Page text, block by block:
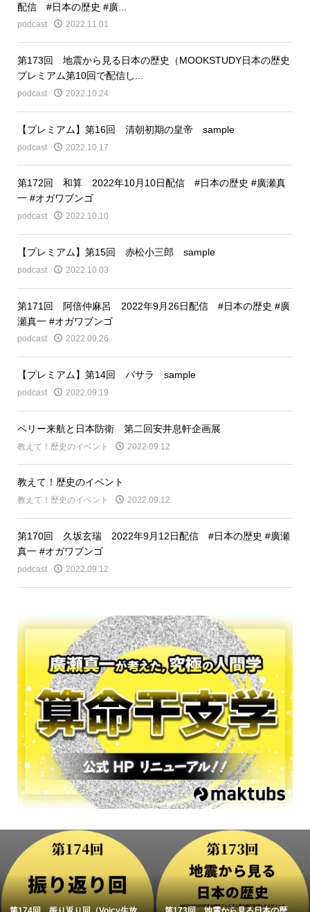
配信 #日本の歴史 #廣...
podcast 2022.11.01
第173回 地震から見る日本の歴史（MOOKSTUDY日本の歴史
プレミアム第10回で配信し...
podcast 2022.10.24
【プレミアム】第16回 清朝初期の皇帝 sample
podcast 2022.10.17
第172回 和算 2022年10月10日配信 #日本の歴史 #廣瀬真
一 #オガワブンゴ
podcast 2022.10.10
【プレミアム】第15回 赤松小三郎 sample
podcast 2022.10.03
第171回 阿倍仲麻呂 2022年9月26日配信 #日本の歴史 #廣
瀬真一 #オガワブンゴ
podcast 2022.09.26
【プレミアム】第14回 バサラ sample
podcast 2022.09.19
ペリー来航と日本防衛 第二回安井息軒企画展
教えて！歴史のイベント 2022.09.12
教えて！歴史のイベント
教えて！歴史のイベント 2022.09.12
第170回 久坂玄瑞 2022年9月12日配信 #日本の歴史 #廣瀬
真一 #オガワブンゴ
podcast 2022.09.12